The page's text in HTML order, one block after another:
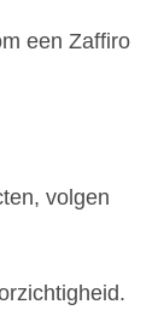
een Zaffiro
volgen